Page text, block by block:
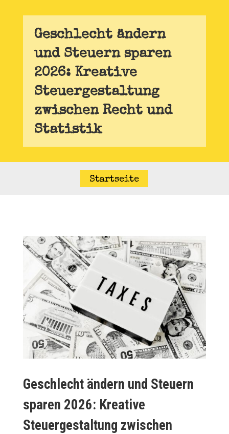
Geschlecht ändern
und Steuern sparen
2026: Kreative
Steuergestaltung
zwischen Recht und
Statistik
Startseite
Geschlecht ändern und Steuern
sparen 2026: Kreative
Steuergestaltung zwischen